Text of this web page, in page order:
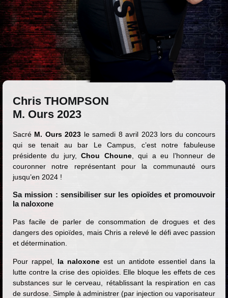
Chris THOMPSON
M. Ours 2023
Sacré M. Ours 2023 le samedi 8 avril 2023 lors du concours
qui se tenait au bar Le Campus, c’est notre fabuleuse
présidente du jury,Chou Choune, qui a eu l’honneur de
couronner notre représentant pour la communauté ours
jusqu’en 2024 !
Sa mission : sensibiliser sur les opioïdes et promouvoir
la naloxone
Pas facile de parler de consommation de drogues et des
dangers des opioïdes, mais Chris a relevé le défi avec passion
et détermination.
Pour rappel, la naloxone est un antidote essentiel dans la
lutte contre la crise des opioïdes. Elle bloque les effets de ces
substances sur le cerveau, rétablissant la respiration en cas
de surdose. Simple à administrer (par injection ou vaporisateur